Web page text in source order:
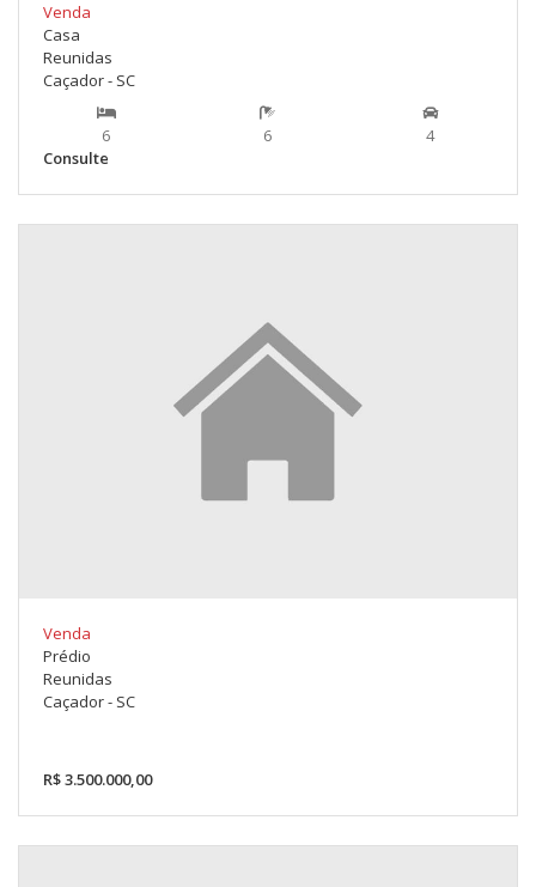
Venda
Casa
Reunidas
Caçador - SC
6 6
4
Consulte
Venda
Prédio
Reunidas
Caçador - SC
R$ 3.500.000,00